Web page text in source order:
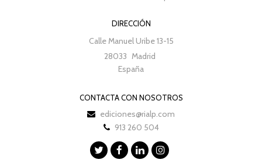
DIRECCIÓN
Calle Manuel Uribe 13-15
28033 Madrid
España
CONTACTA CON NOSOTROS
ediciones@rialp.com
913 260 504